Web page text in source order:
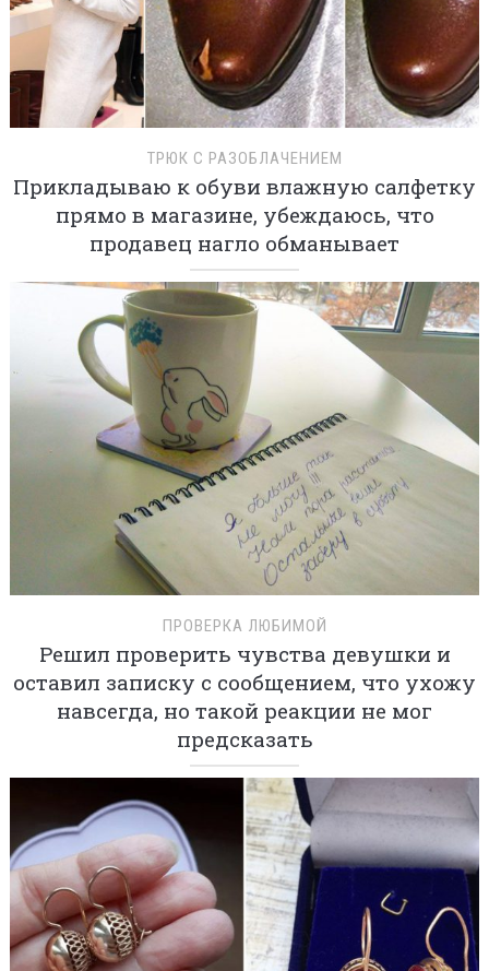
ТРЮК С РАЗОБЛАЧЕНИЕМ
Прикладываю к обуви влажную салфетку
прямо в магазине, убеждаюсь, что
продавец нагло обманывает
ПРОВЕРКА ЛЮБИМОЙ
Решил проверить чувства девушки и
оставил записку с сообщением, что ухожу
навсегда, но такой реакции не мог
предсказать